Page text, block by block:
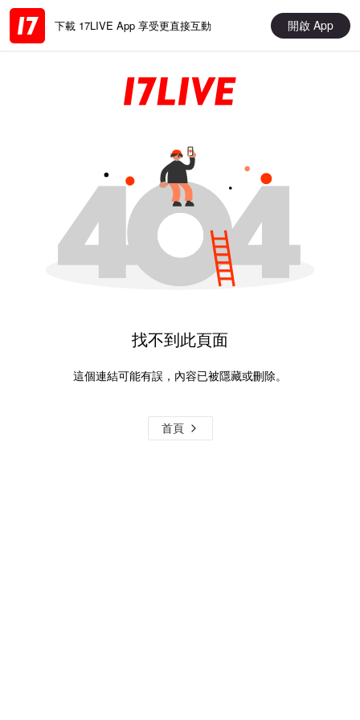
下載 17LIVE App 享受更直接互動 開啟 App
找不到此頁面
這個連結可能有誤，內容已被隱藏或刪除。
首頁